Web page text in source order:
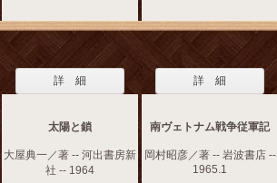
詳 細
太陽と鎖
大屋典一／著 -- 河出書房新
社 -- 1964
詳 細
南ヴェトナム戦争従軍記
岡村昭彦／著 -- 岩波書店 --
1965.1